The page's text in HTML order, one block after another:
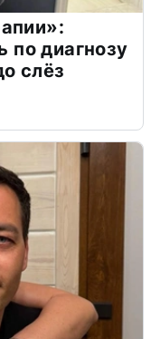
по диагнозу
слёз